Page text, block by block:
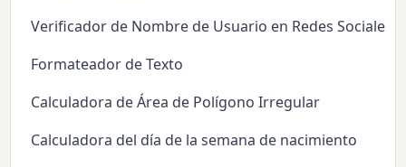
Verificador de Nombre de Usuario en Redes Sociales
Formateador de Texto
Calculadora de Área de Polígono Irregular
Calculadora del día de la semana de nacimiento